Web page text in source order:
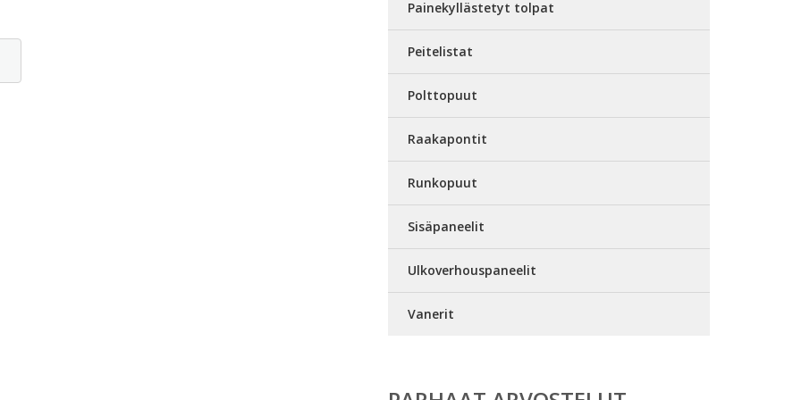
Painekyllästetyt tolpat
Peitelistat
Polttopuut
Raakapontit
Runkopuut
Sisäpaneelit
Ulkoverhouspaneelit
Vanerit